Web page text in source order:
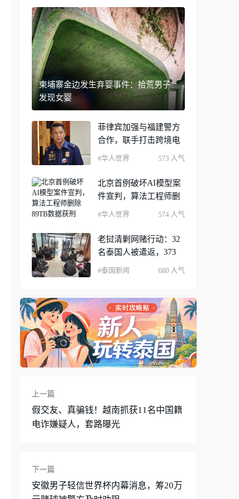
柬埔寨金边发生弃婴事件：拾荒男子
发现女婴
菲律宾加强与福建警方
合作，联手打击跨境电
573 人气
#华人世界
北京首例破坏AI模型案
件宣判，算法工程师删
574 人气
#华人世界
老挝清剿网赌行动：32
名泰国人被遣返，373
680 人气
#泰国新闻
上一篇
假交友、真骗钱！越南抓获11名中国籍
电诈嫌疑人，套路曝光
下一篇
安徽男子轻信世界杯内幕消息，筹20万